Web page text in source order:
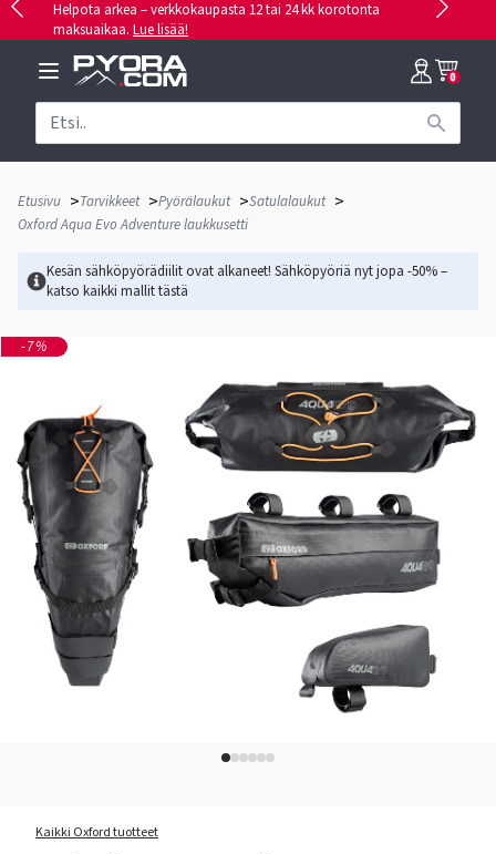
Helpota arkea – verkkokaupasta 12 tai 24 kk korotonta
maksuaikaa. Lue lisää!
0
Etusivu >Tarvikkeet >Pyörälaukut >Satulalaukut >
Oxford Aqua Evo Adventure laukkusetti
Kesän sähköpyörädiilit ovat alkaneet! Sähköpyöriä nyt jopa -50% –
katso kaikki mallittästä
-7%
Kaikki Oxford tuotteet